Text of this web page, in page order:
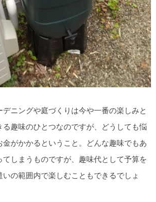
ニングや庭づくりは今や一番の楽しみと
趣味のひとつなのですが、どうしても悩
がかかるということ。どんな趣味でもあ
てしまうものですが、趣味代として予算を
の範囲内で楽しむこともできるでしょ